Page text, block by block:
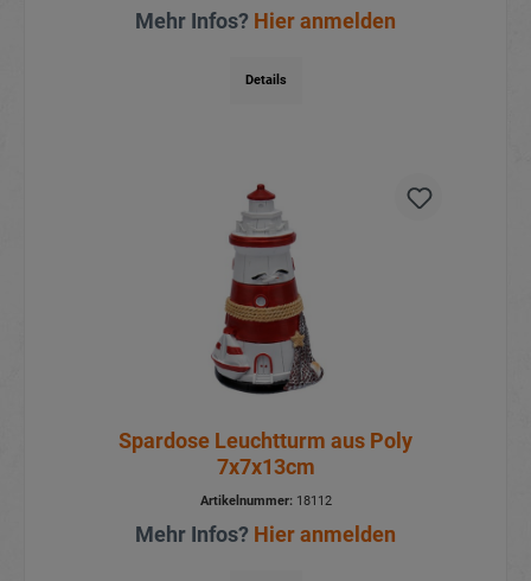
Mehr Infos? Hier anmelden
Details
Spardose Leuchtturm aus Poly
7x7x13cm
Artikelnummer:18112
Mehr Infos? Hier anmelden